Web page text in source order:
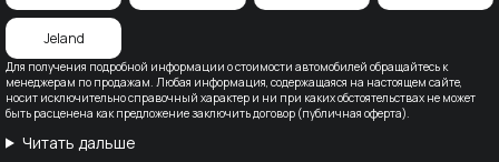
Для получения подробной информации о стоимости автомобилей обращайтесь к
менеджерам по продажам. Любая информация, содержащаяся на настоящем сайте,
носит исключительно справочный характер и ни при каких обстоятельствах не может
быть расценена как предложение заключить договор (публичная оферта).
Читать дальше
Jeland